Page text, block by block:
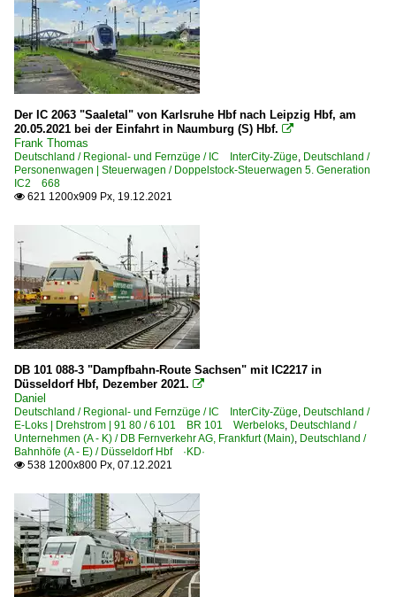
Der IC 2063 "Saaletal" von Karlsruhe Hbf nach Leipzig Hbf, am
20.05.2021 bei der Einfahrt in Naumburg (S) Hbf. 
Frank Thomas
Deutschland / Regional- und Fernzüge / IC InterCity-Züge, Deutschland /
Personenwagen | Steuerwagen / Doppelstock-Steuerwagen 5. Generation
IC2 668
 621 1200x909 Px, 19.12.2021
DB 101 088-3 "Dampfbahn-Route Sachsen" mit IC2217 in
Düsseldorf Hbf, Dezember 2021. 
Daniel
Deutschland / Regional- und Fernzüge / IC InterCity-Züge, Deutschland /
E-Loks | Drehstrom | 91 80 / 6 101 BR 101 Werbeloks, Deutschland /
Unternehmen (A - K) / DB Fernverkehr AG, Frankfurt (Main), Deutschland /
Bahnhöfe (A - E) / Düsseldorf Hbf ·KD·
 538 1200x800 Px, 07.12.2021